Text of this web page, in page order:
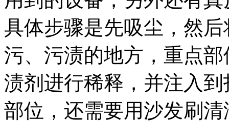
具体步骤是先吸尘，然
污、污渍的地方，重点
渍剂进行稀释，并注入
部位，还需要用沙发刷